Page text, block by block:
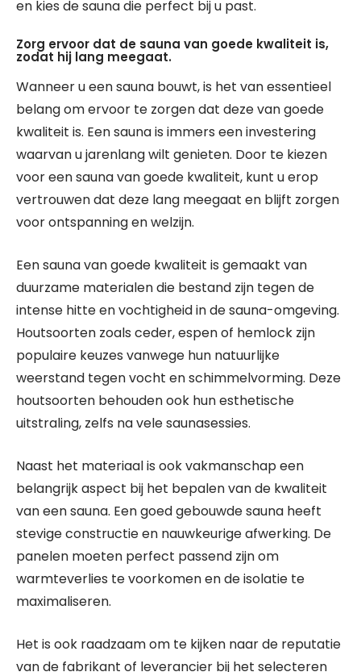
en kies de sauna die perfect bij u past.
Zorg ervoor dat de sauna van goede kwaliteit is,
zodat hij lang meegaat.
Wanneer u een sauna bouwt, is het van essentieel
belang om ervoor te zorgen dat deze van goede
kwaliteit is. Een sauna is immers een investering
waarvan u jarenlang wilt genieten. Door te kiezen
voor een sauna van goede kwaliteit, kunt u erop
vertrouwen dat deze lang meegaat en blijft zorgen
voor ontspanning en welzijn.
Een sauna van goede kwaliteit is gemaakt van
duurzame materialen die bestand zijn tegen de
intense hitte en vochtigheid in de sauna-omgeving.
Houtsoorten zoals ceder, espen of hemlock zijn
populaire keuzes vanwege hun natuurlijke
weerstand tegen vocht en schimmelvorming. Deze
houtsoorten behouden ook hun esthetische
uitstraling, zelfs na vele saunasessies.
Naast het materiaal is ook vakmanschap een
belangrijk aspect bij het bepalen van de kwaliteit
van een sauna. Een goed gebouwde sauna heeft
stevige constructie en nauwkeurige afwerking. De
panelen moeten perfect passend zijn om
warmteverlies te voorkomen en de isolatie te
maximaliseren.
Het is ook raadzaam om te kijken naar de reputatie
van de fabrikant of leverancier bij het selecteren